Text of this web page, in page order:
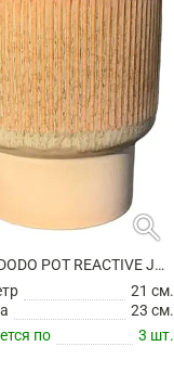
search
КАШПО DODO POT REACTIVE JADE GREEN
21 см.
23 см.
по
3 шт.